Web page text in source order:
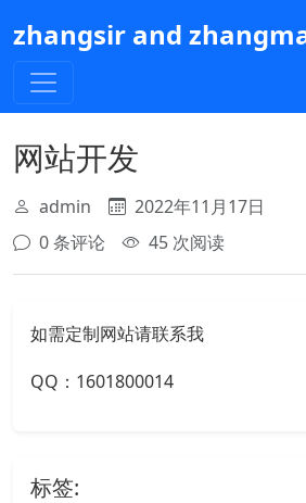
到
主
内
容
zhangsir and
网站开发
admin
2022年11月17日
0 条评论
45 次阅读
如需定制网站请联系我
QQ：1601800014
标签: